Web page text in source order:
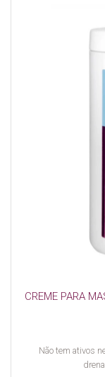
CREME PARA
Não tem ativos